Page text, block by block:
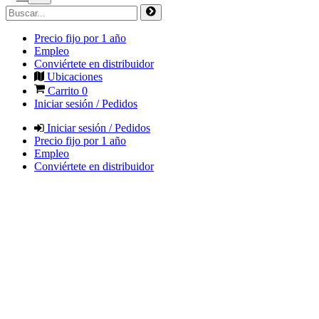
Precio fijo por 1 año
Empleo
Conviértete en distribuidor
Ubicaciones
Carrito 0
Iniciar sesión / Pedidos
Iniciar sesión / Pedidos
Precio fijo por 1 año
Empleo
Conviértete en distribuidor